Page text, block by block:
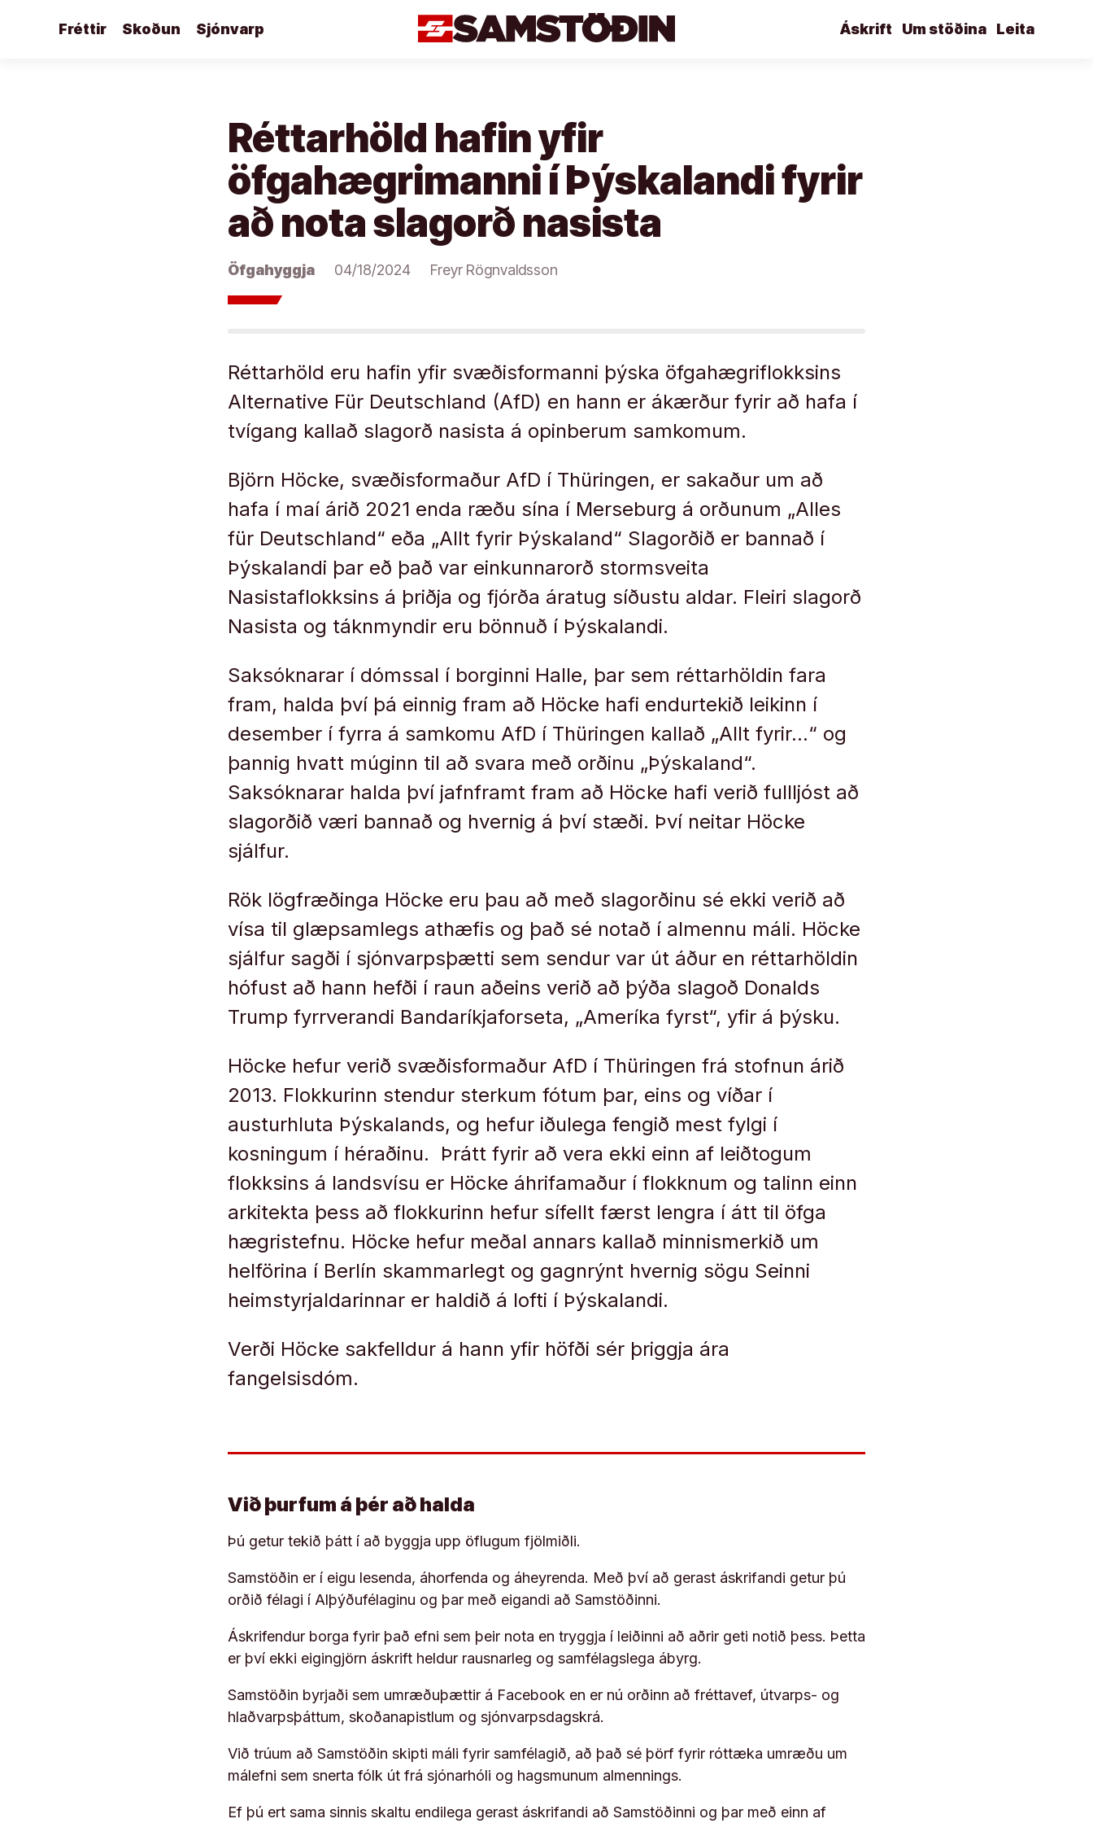
Fréttir Skoðun Sjónvarp Leita
Um stöðina
Áskrift
Réttarhöld hafin yfir
öfgahægrimanni í Þýskalandi fyrir
að nota slagorð nasista
Öfgahyggja 04/18/2024 Freyr Rögnvaldsson
Réttarhöld eru hafin yfir svæðisformanni þýska öfgahægriflokksins
Alternative Für Deutschland (AfD) en hann er ákærður fyrir að hafa í
tvígang kallað slagorð nasista á opinberum samkomum.
Björn Höcke, svæðisformaður AfD í Thüringen, er sakaður um að
hafa í maí árið 2021 enda ræðu sína í Merseburg á orðunum „Alles
für Deutschland“ eða „Allt fyrir Þýskaland“ Slagorðið er bannað í
Þýskalandi þar eð það var einkunnarorð stormsveita
Nasistaflokksins á þriðja og fjórða áratug síðustu aldar. Fleiri slagorð
Nasista og táknmyndir eru bönnuð í Þýskalandi.
Saksóknarar í dómssal í borginni Halle, þar sem réttarhöldin fara
fram, halda því þá einnig fram að Höcke hafi endurtekið leikinn í
desember í fyrra á samkomu AfD í Thüringen kallað „Allt fyrir…“ og
þannig hvatt múginn til að svara með orðinu „Þýskaland“.
Saksóknarar halda því jafnframt fram að Höcke hafi verið fullljóst að
slagorðið væri bannað og hvernig á því stæði. Því neitar Höcke
sjálfur.
Rök lögfræðinga Höcke eru þau að með slagorðinu sé ekki verið að
vísa til glæpsamlegs athæfis og það sé notað í almennu máli. Höcke
sjálfur sagði í sjónvarpsþætti sem sendur var út áður en réttarhöldin
hófust að hann hefði í raun aðeins verið að þýða slagoð Donalds
Trump fyrrverandi Bandaríkjaforseta, „Ameríka fyrst“, yfir á þýsku.
Höcke hefur verið svæðisformaður AfD í Thüringen frá stofnun árið
2013. Flokkurinn stendur sterkum fótum þar, eins og víðar í
austurhluta Þýskalands, og hefur iðulega fengið mest fylgi í
kosningum í héraðinu. Þrátt fyrir að vera ekki einn af leiðtogum
flokksins á landsvísu er Höcke áhrifamaður í flokknum og talinn einn
arkitekta þess að flokkurinn hefur sífellt færst lengra í átt til öfga
hægristefnu. Höcke hefur meðal annars kallað minnismerkið um
helförina í Berlín skammarlegt og gagnrýnt hvernig sögu Seinni
heimstyrjaldarinnar er haldið á lofti í Þýskalandi.
Verði Höcke sakfelldur á hann yfir höfði sér þriggja ára
fangelsisdóm.
Við þurfum á þér að halda
Þú getur tekið þátt í að byggja upp öflugum fjölmiðli.
Samstöðin er í eigu lesenda, áhorfenda og áheyrenda. Með því að gerast áskrifandi getur þú
orðið félagi í Alþýðufélaginu og þar með eigandi að Samstöðinni.
Áskrifendur borga fyrir það efni sem þeir nota en tryggja í leiðinni að aðrir geti notið þess. Þetta
er því ekki eigingjörn áskrift heldur rausnarleg og samfélagslega ábyrg.
Samstöðin byrjaði sem umræðuþættir á Facebook en er nú orðinn að fréttavef, útvarps- og
hlaðvarpsþáttum, skoðanapistlum og sjónvarpsdagskrá.
Við trúum að Samstöðin skipti máli fyrir samfélagið, að það sé þörf fyrir róttæka umræðu um
málefni sem snerta fólk út frá sjónarhóli og hagsmunum almennings.
Ef þú ert sama sinnis skaltu endilega gerast áskrifandi að Samstöðinni og þar með einn af